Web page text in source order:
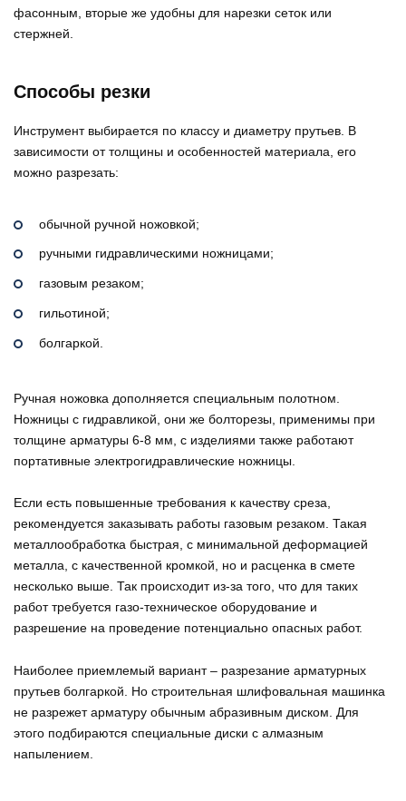
фасонным, вторые же удобны для нарезки сеток или
стержней.
Способы резки
Инструмент выбирается по классу и диаметру прутьев. В
зависимости от толщины и особенностей материала, его
можно разрезать:
обычной ручной ножовкой;
ручными гидравлическими ножницами;
газовым резаком;
гильотиной;
болгаркой.
Ручная ножовка дополняется специальным полотном.
Ножницы с гидравликой, они же болторезы, применимы при
толщине арматуры 6-8 мм, с изделиями также работают
портативные электрогидравлические ножницы.
Если есть повышенные требования к качеству среза,
рекомендуется заказывать работы газовым резаком. Такая
металлообработка быстрая, с минимальной деформацией
металла, с качественной кромкой, но и расценка в смете
несколько выше. Так происходит из-за того, что для таких
работ требуется газо-техническое оборудование и
разрешение на проведение потенциально опасных работ.
Наиболее приемлемый вариант – разрезание арматурных
прутьев болгаркой. Но строительная шлифовальная машинка
не разрежет арматуру обычным абразивным диском. Для
этого подбираются специальные диски с алмазным
напылением.